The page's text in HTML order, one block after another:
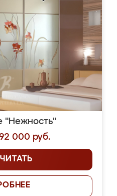
"Нежность"
000 руб.